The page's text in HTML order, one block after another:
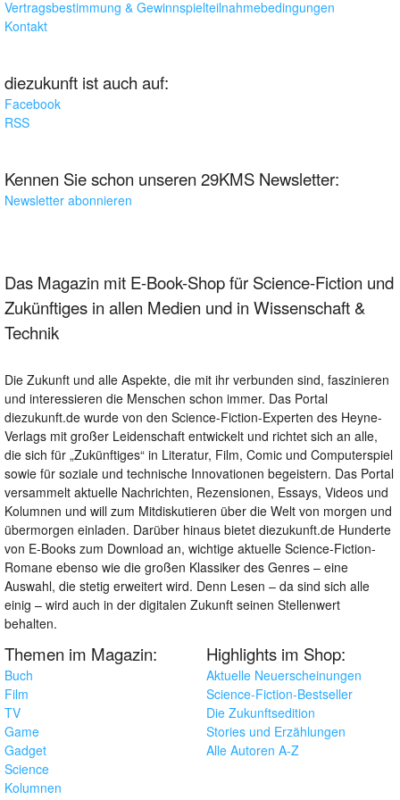
Vertragsbestimmung & Gewinnspielteilnahmebedingungen
Kontakt
diezukunft ist auch auf:
Facebook
RSS
Kennen Sie schon unseren 29KMS Newsletter:
Newsletter abonnieren
Das Magazin mit E-Book-Shop für Science-Fiction und
Zukünftiges in allen Medien und in Wissenschaft &
Technik
Die Zukunft und alle Aspekte, die mit ihr verbunden sind, faszinieren
und interessieren die Menschen schon immer. Das Portal
diezukunft.de wurde von den Science-Fiction-Experten des Heyne-
Verlags mit großer Leidenschaft entwickelt und richtet sich an alle,
die sich für „Zukünftiges“ in Literatur, Film, Comic und Computerspiel
sowie für soziale und technische Innovationen begeistern. Das Portal
versammelt aktuelle Nachrichten, Rezensionen, Essays, Videos und
Kolumnen und will zum Mitdiskutieren über die Welt von morgen und
übermorgen einladen. Darüber hinaus bietet diezukunft.de Hunderte
von E-Books zum Download an, wichtige aktuelle Science-Fiction-
Romane ebenso wie die großen Klassiker des Genres – eine
Auswahl, die stetig erweitert wird. Denn Lesen – da sind sich alle
einig – wird auch in der digitalen Zukunft seinen Stellenwert
behalten.
Themen im Magazin:
Buch
Film
TV
Game
Gadget
Science
Kolumnen
Highlights im Shop:
Aktuelle Neuerscheinungen
Science-Fiction-Bestseller
Die Zukunftsedition
Stories und Erzählungen
Alle Autoren A-Z